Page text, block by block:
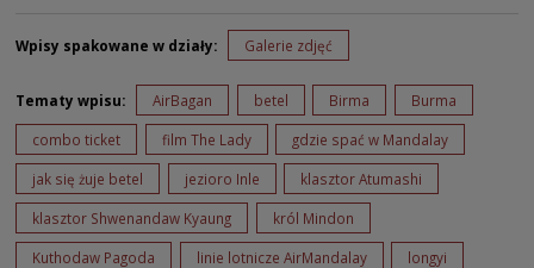
Wpisy spakowane w działy: Galerie zdjęć
Tematy wpisu: AirBagan betel Birma Burma
combo ticket film The Lady gdzie spać w Mandalay
jak się żuje betel jezioro Inle klasztor Atumashi
klasztor Shwenandaw Kyaung król Mindon
Kuthodaw Pagoda linie lotnicze AirMandalay longyi